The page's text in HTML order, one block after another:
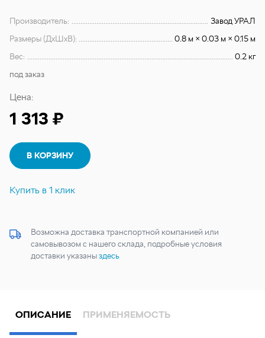
Производитель:
Завод УРАЛ
Размеры (ДхШхВ):
0.8 м × 0.03 м × 0.15 м
Вес:
0.2 кг
под заказ
Цена:
1 313 ₽
В КОРЗИНУ
Купить в 1 клик
Возможна доставка транспортной компанией или
самовывозом с нашего склада, подробные условия
доставки указаныздесь
ОПИСАНИЕ ПРИМЕНЯЕМОСТЬ